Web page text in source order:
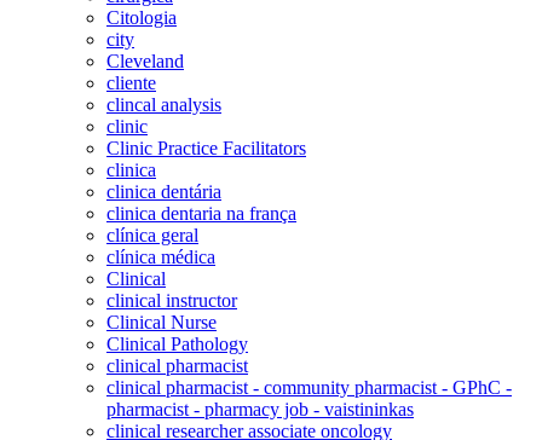
Citologia
city
Cleveland
cliente
clincal analysis
clinic
Clinic Practice Facilitators
clinica
clinica dentária
clinica dentaria na frança
clínica geral
clínica médica
Clinical
clinical instructor
Clinical Nurse
Clinical Pathology
clinical pharmacist
clinical pharmacist - community pharmacist - GPhC -
pharmacist - pharmacy job - vaistininkas
clinical researcher associate oncology